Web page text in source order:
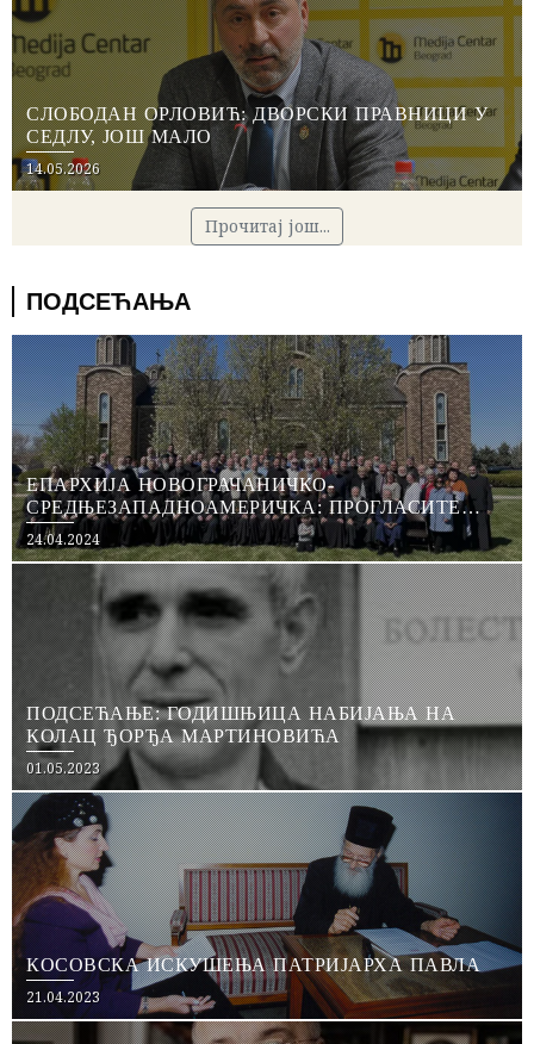
СЛОБОДАН ОРЛОВИЋ: ДВОРСКИ ПРАВНИЦИ У
СЕДЛУ, ЈОШ МАЛО
Posted
on
14.05.2026
Прочитај још...
ПОДСЕЋАЊА
ЕПАРХИЈА НОВОГРАЧАНИЧКО-
СРЕДЊЕЗАПАДНОАМЕРИЧКА: ПРОГЛАСИТЕ
КИМ ОКУПИРАНОМ ТЕРИТОРИЈОМ И
ПОНИШТИТЕ СВЕ СПОРАЗУМЕ СА БРИСЕЛОМ И
ПРИШТИНОМ
Posted
on
24.04.2024
ПОДСЕЋАЊЕ: ГОДИШЊИЦА НАБИЈАЊА НА
КОЛАЦ ЂОРЂА МАРТИНОВИЋА
Posted
on
01.05.2023
КОСОВСКА ИСКУШЕЊА ПАТРИЈАРХА ПАВЛА
Posted
on
21.04.2023